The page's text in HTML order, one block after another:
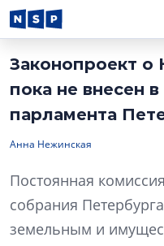
Законопроект о
пока не внесен в
парламента
Анна Нежинская
Постоянная
собрания
земельным и